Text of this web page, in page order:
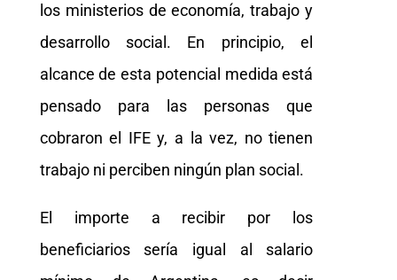
los ministerios de economía, trabajo y
desarrollo social. En principio, el
alcance de esta potencial medida está
pensado para las personas que
cobraron el IFE y, a la vez, no tienen
trabajo ni perciben ningún plan social.
El importe a recibir por los
beneficiarios sería igual al salario